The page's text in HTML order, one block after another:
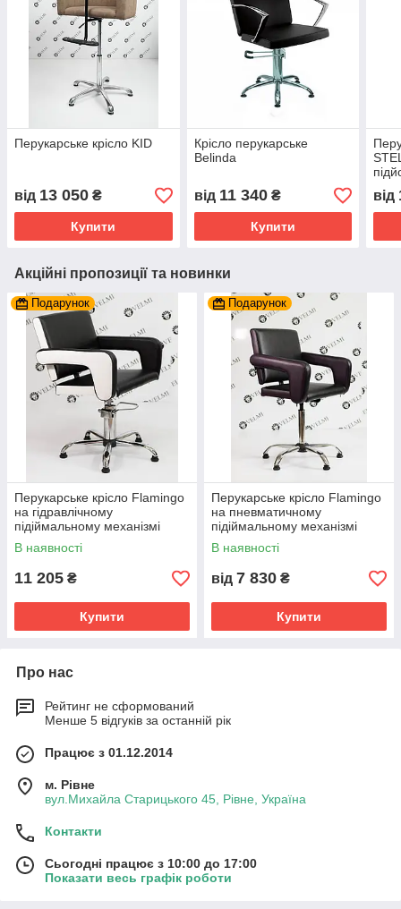
Перукарське крісло KID
від 13 050 ₴
Купити
Крісло перукарське
Belinda
від 11 340₴
Купити
від
Акційні пропозиції та новинки
Подарунок
Перукарське крісло Flamingo
на гідравлічному
підіймальному механізмі
В наявності
11 205 ₴
Купити
Подарунок
Перукарське крісло Flamingo
на пневматичному
підіймальному механізмі
В наявності
від 7 830 ₴
Купити
Про нас
Рейтинг не сформований
Менше 5 відгуків за останній рік
Працює з 01.12.2014
м. Рівне
вул.Михайла Старицького 45, Рівне, Україна
Контакти
Сьогодні працює з 10:00 до 17:00
Показати весь графік роботи